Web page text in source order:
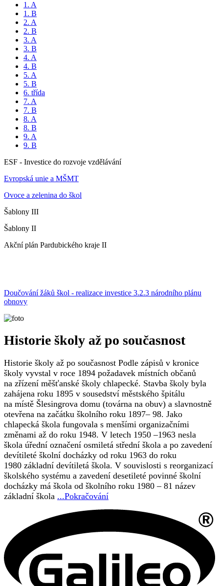
1. A
1. B
2. A
2. B
3. A
3. B
4. A
4. B
5. A
5. B
6. třída
7. A
7. B
8. A
8. B
9. A
9. B
ESF - Investice do rozvoje vzdělávání
Evropská unie a MŠMT
Ovoce a zelenina do škol
Šablony III
Šablony II
Akční plán Pardubického kraje II
Doučování žáků škol - realizace investice 3.2.3 národního plánu
obnovy
Historie školy až po současnost
Historie školy až po současnost Podle zápisů v kronice
školy vyvstal v roce 1894 požadavek místních občanů
na zřízení měšťanské školy chlapecké. Stavba školy byla
zahájena roku 1895 v sousedství městského špitálu
na místě Šlesingrova domu (továrna na obuv) a slavnostně
otevřena na začátku školního roku 1897– 98. Jako
chlapecká škola fungovala s menšími organizačními
změnami až do roku 1948. V letech 1950 –1963 nesla
škola úřední označení osmiletá střední škola a po zavedení
devítileté školní docházky od roku 1963 do roku
1980 základní devítiletá škola. V souvislosti s reorganizací
školského systému a zavedení desetileté povinné školní
docházky má škola od školního roku 1980 – 81 název
základní škola ...Pokračování